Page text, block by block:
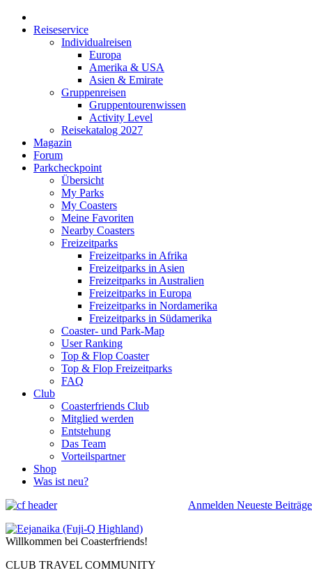
Reiseservice
Individualreisen
Europa
Amerika & USA
Asien & Emirate
Gruppenreisen
Gruppentourenwissen
Activity Level
Reisekatalog 2027
Magazin
Forum
Parkcheckpoint
Übersicht
My Parks
My Coasters
Meine Favoriten
Nearby Coasters
Freizeitparks
Freizeitparks in Afrika
Freizeitparks in Asien
Freizeitparks in Australien
Freizeitparks in Europa
Freizeitparks in Nordamerika
Freizeitparks in Südamerika
Coaster- und Park-Map
User Ranking
Top & Flop Coaster
Top & Flop Freizeitparks
FAQ
Club
Coasterfriends Club
Mitglied werden
Entstehung
Das Team
Vorteilspartner
Shop
Was ist neu?
Anmelden Neueste Beiträge
Willkommen bei Coasterfriends!
CLUB TRAVEL COMMUNITY